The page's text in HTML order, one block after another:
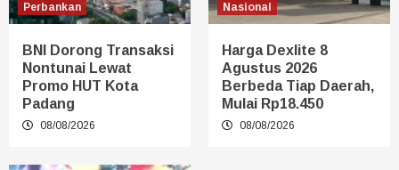
Perbankan
BNI Dorong Transaksi
Nontunai Lewat
Promo HUT Kota
Padang
08/08/2026
Nasional
Harga Dexlite 8
Agustus 2026
Berbeda Tiap Daerah,
Mulai Rp18.450
08/08/2026